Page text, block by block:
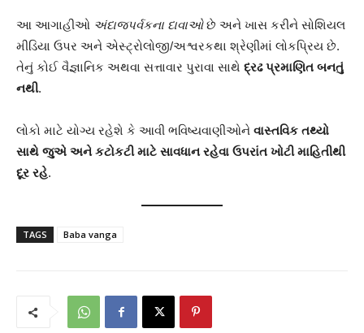
આ આગાહીઓ અંદાજપર્વકના દાવાઓછે અને ખાસ કરીને સોશિયલ
મીડિયા ઉપર અને એસ્ટ્રોલોજી/અશ્વરકથા શ્રેણીમાં લોકપ્રિય છે.
તેનું કોઈ વૈજ્ઞાનિક અથવા સત્તાવાર પુરાવા સાથે દ્રઢ પ્રમાણિત બનતું
નથી.
લોકો માટે યોગ્ય રહેશે કે આવી ભવિષ્યવાણીઓને વાસ્તવિક તથ્યો
સાથે જુએ અને કટોકટી માટે સાવધાન રહેવા ઉપરાંત ખોટી માહિતીથી
દૂર રહે.
TAGS Baba vanga